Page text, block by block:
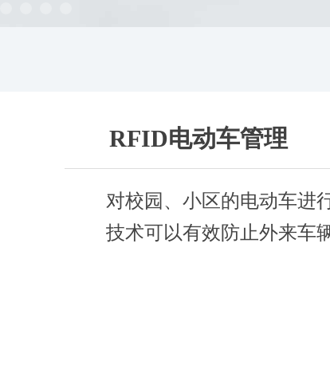
RFID电动车管理
对校园、小区的电动车进
技术可以有效防止外来车